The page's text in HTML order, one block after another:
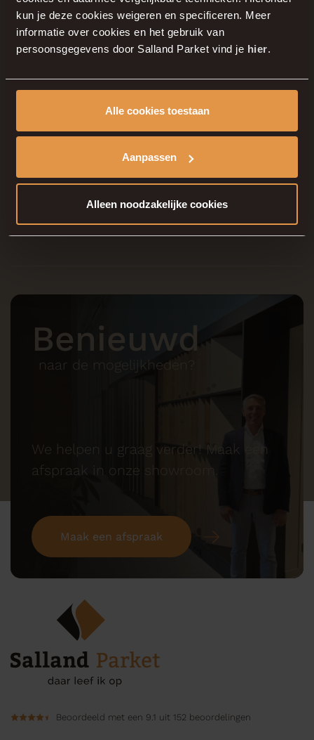
kun je deze cookies weigeren en specificeren. Meer
informatie over cookies en het gebruik van
persoonsgegevens door Salland Parket vind je hier.
Alle cookies toestaan
Aanpassen
Alleen noodzakelijke cookies
Benieuwd
naar de mogelijkheden?
We helpen u graag verder! Maak een
afspraak in onze showroom.
Maak een afspraak
Beoordeeld met een 9.1 uit 152 beoordelingen